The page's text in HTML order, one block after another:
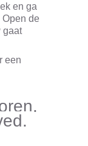
en ga
de
gaat
een